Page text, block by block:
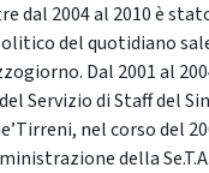
dal 2004 al 2010 è
del quotidiano
Dal 2001 al
Servizio di Staff del
nel corso del
della Se.T.A.